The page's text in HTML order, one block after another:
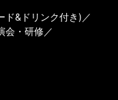
ド&ドリンク付き)
会・研修